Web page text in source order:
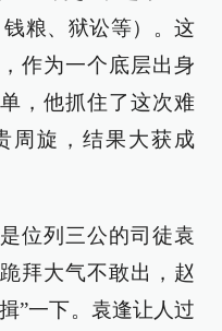
粮、狱讼等）。这
作为一个底层出身
，他抓住了这次难
周旋，结果大获成
位列三公的司徒袁
拜大气不敢出，赵
”一下。袁逢让人过